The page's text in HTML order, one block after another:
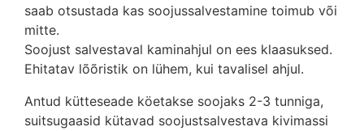
saab otsustada kas soojussalvestamine toimub või
mitte.
Soojust salvestaval kaminahjul on ees klaasuksed.
Ehitatav lõõristik on lühem, kui tavalisel ahjul.
Antud kütteseade köetakse soojaks 2-3 tunniga,
suitsugaasid kütavad soojustsalvestava kivimassi